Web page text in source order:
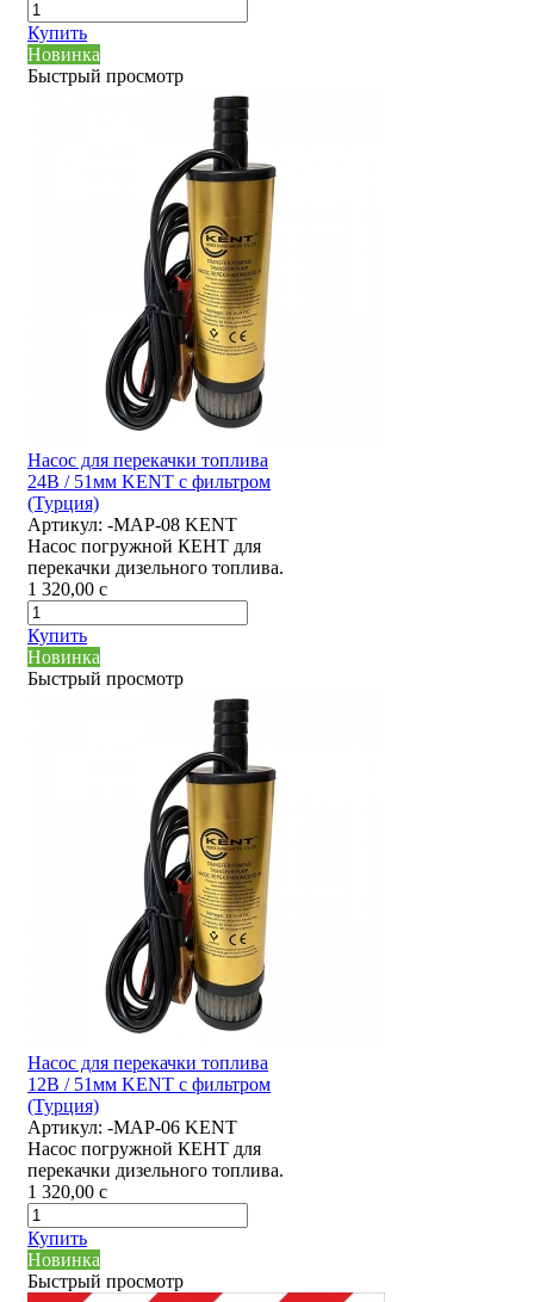
Купить
Новинка
Быстрый просмотр
Насос для перекачки топлива
24В / 51мм KENT с фильтром
(Турция)
Артикул: -MAP-08 KENT
Насос погружной КЕНТ для
перекачки дизельного топлива.
1 320,00 c
Купить
Новинка
Быстрый просмотр
Насос для перекачки топлива
12В / 51мм KENT с фильтром
(Турция)
Артикул: -MAP-06 KENT
Насос погружной КЕНТ для
перекачки дизельного топлива.
1 320,00 c
Купить
Новинка
Быстрый просмотр